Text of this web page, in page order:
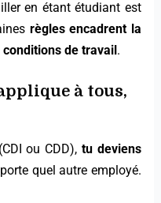
en étant étudiant est
règles encadrent la
de travail.
à tous,
ou CDD), tu deviens
quel autre employé.